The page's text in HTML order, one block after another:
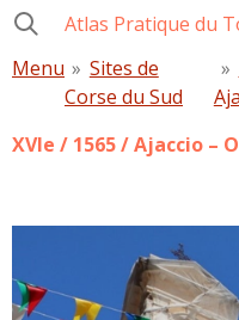
Passer
contenu
principal
Menu » Sites de
Corse du Sud
»
XVIe / 1565 / Ajaccio –